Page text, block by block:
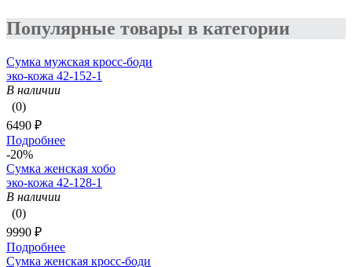
Популярные товары в категории
Сумка мужская кросс-боди
эко-кожа 42-152-1
В наличии
(0)
6490 ₽
Подробнее
-20%
Сумка женская хобо
эко-кожа 42-128-1
В наличии
(0)
9990 ₽
Подробнее
Сумка женская кросс-боди